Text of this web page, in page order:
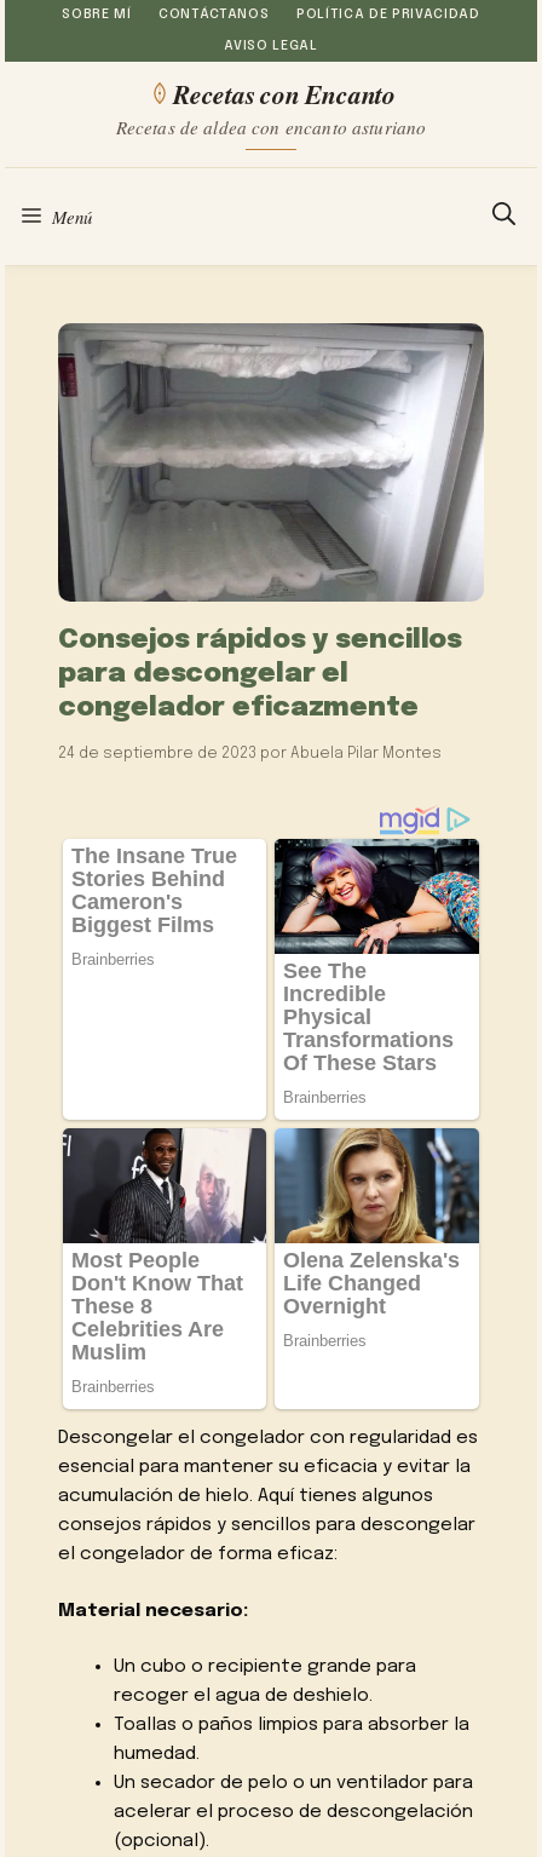
Saltar
al
SOBRE MÍ CONTÁCTANOS POLÍTICA DE PRIVACIDAD
AVISO LEGAL
Recetas con Encanto
Recetas de aldea con encanto asturiano
Menú
Consejos rápidos y sencillos
para descongelar el
congelador eficazmente
24 de septiembre de 2023 por Abuela Pilar Montes
Descongelar el congelador con regularidad es
esencial para mantener su eficacia y evitar la
acumulación de hielo. Aquí tienes algunos
consejos rápidos y sencillos para descongelar
el congelador de forma eficaz:
Material necesario:
Un cubo o recipiente grande para
recoger el agua de deshielo.
Toallas o paños limpios para absorber la
humedad.
Un secador de pelo o un ventilador para
acelerar el proceso de descongelación
(opcional).